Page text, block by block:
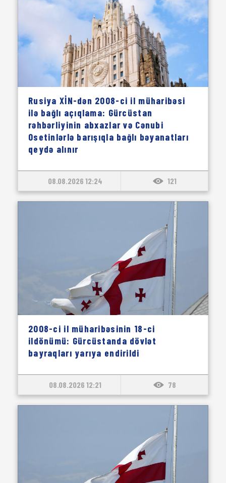
Rusiya XİN-dən 2008-ci il müharibəsi
ilə bağlı açıqlama: Gürcüstan
rəhbərliyinin abxazlar və Cənubi
Osetinlərlə barışıqla bağlı bəyanatları
qeydə alınır
08.08.2026 12:24 121
2008-ci il müharibəsinin 18-ci
ildönümü: Gürcüstanda dövlət
bayraqları yarıya endirildi
08.08.2026 12:21 78